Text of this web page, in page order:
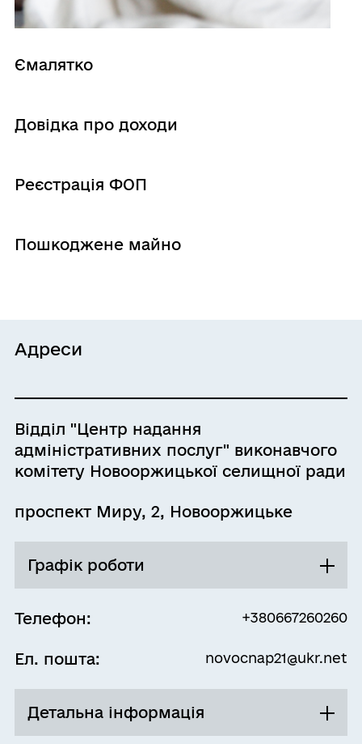
Ємалятко
Довідка про доходи
Реєстрація ФОП
Пошкоджене майно
Адреси
Відділ "Центр надання
адміністративних послуг" виконавчого
комітету Новооржицької селищної ради
проспект Миру, 2, Новооржицьке
Графік роботи
Понеділок 08:00 - 17:00
12:00 - 13:00
Перерва
Телефон: +380667260260
Ел. пошта: novocnap21@ukr.net
Детальна інформація